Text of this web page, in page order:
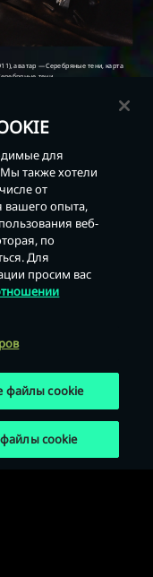
для
также хотели
от
вашего опыта,
веб-
по
Для
просим вас
файлы cookie
cookie